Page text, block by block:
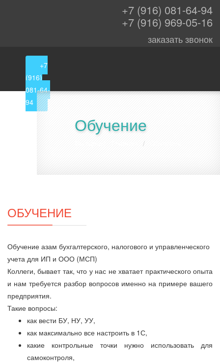
+7 (916) 081-64-94
+7 (916) 969-05-16
заказать звонок
+7
(916)
081-64-
94
Обучение
/
ОБУЧЕНИЕ
Обучение азам бухгалтерского, налогового и управленческого
учета для ИП и ООО (МСП)
Коллеги, бывает так, что у нас не хватает практического опыта
и нам требуется разбор вопросов именно на примере вашего
предприятия.
Такие вопросы:
как вести БУ, НУ, УУ,
как максимально все настроить в 1С,
какие контрольные точки нужно использовать для
самоконтроля,